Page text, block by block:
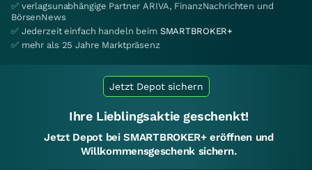
✅ verlagsunabhängige Partner ARIVA, FinanzNachrichten und
BörsenNews
✅ Jederzeit einfach handeln beim SMARTBROKER+
✅ mehr als 25 Jahre Marktpräsenz
Jetzt Depot sichern
Ihre Lieblingsaktie geschenkt!
Jetzt Depot bei SMARTBROKER+ eröffnen und
Willkommensgeschenk sichern.